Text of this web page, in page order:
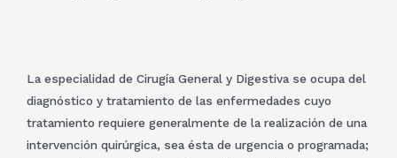
La especialidad de Cirugía General y Digestiva se ocupa del
diagnóstico y tratamiento de las enfermedades cuyo
tratamiento requiere generalmente de la realización de una
intervención quirúrgica, sea ésta de urgencia o programada;